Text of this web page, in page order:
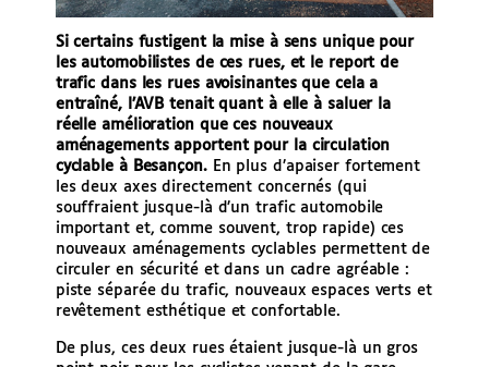
Si certains fustigent la mise à sens unique pour
les automobilistes de ces rues, et le report de
trafic dans les rues avoisinantes que cela a
entraîné, l’AVB tenait quant à elle à saluer la
réelle amélioration que ces nouveaux
aménagements apportent pour la circulation
cyclable à Besançon. En plus d’apaiser fortement
les deux axes directement concernés (qui
souffraient jusque-là d’un trafic automobile
important et, comme souvent, trop rapide) ces
nouveaux aménagements cyclables permettent de
circuler en sécurité et dans un cadre agréable :
piste séparée du trafic, nouveaux espaces verts et
revêtement esthétique et confortable.
De plus, ces deux rues étaient jusque-là un gros